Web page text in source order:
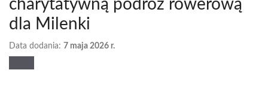
charytatywną podróż rowerową
dla Milenki
Data dodania: 7 maja 2026 r.